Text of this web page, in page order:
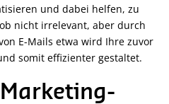
und dabei helfen, zu
nicht irrelevant, aber durch
E-Mails etwa wird Ihre zuvor
somit effizienter gestaltet.